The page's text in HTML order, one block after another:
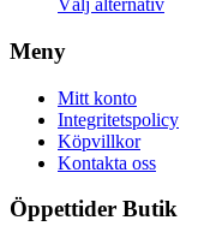
Välj alternativ
De
kan
väljas
Meny
Mitt konto
Integritetspolicy
Köpvillkor
Kontakta oss
Öppettider Butik